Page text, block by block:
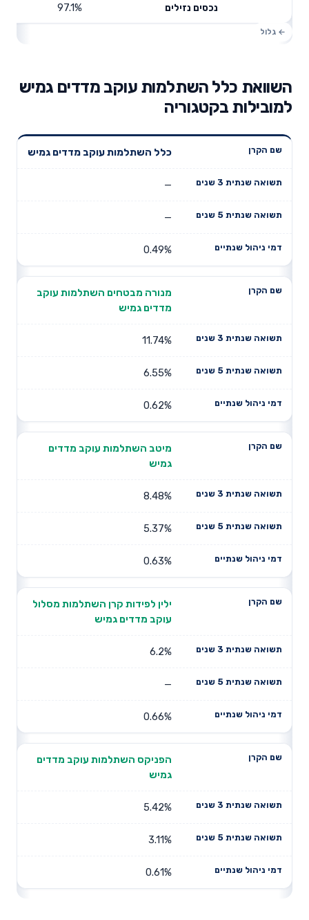
נכסים נזילים 97.1%
השוואת כלל השתלמות עוקב מדדים גמיש
למובילות בקטגוריה
שנים
תשואה
דמי ניהול
כלל השתלמות עוקב מדדים גמיש
—
—
0.49%
מנורה מבטחים השתלמות עוקב
מדדים גמיש
11.74%
6.55%
0.62%
מיטב השתלמות עוקב מדדים
גמיש
8.48%
5.37%
0.63%
ילין לפידות קרן השתלמות מסלול
עוקב מדדים גמיש
6.2%
—
0.66%
הפניקס השתלמות עוקב מדדים
גמיש
5.42%
3.11%
0.61%